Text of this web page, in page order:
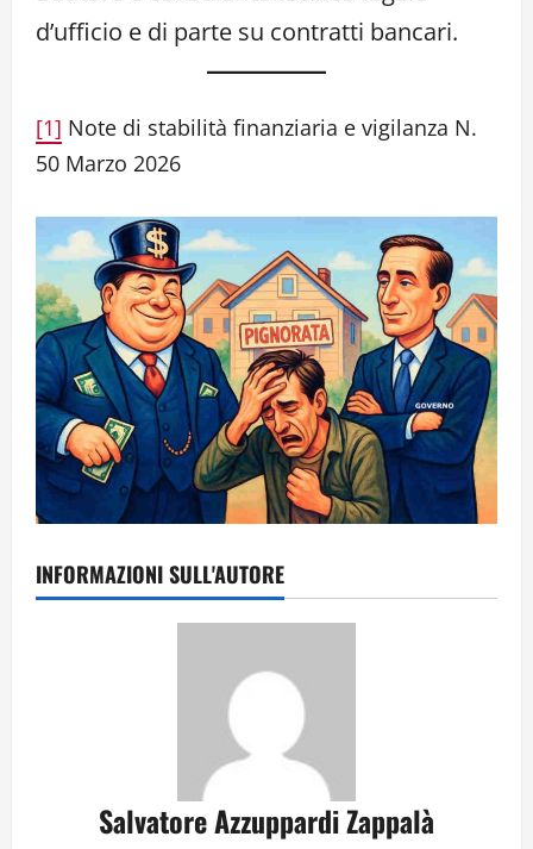
d’ufficio e di parte su contratti bancari.
[1] Note di stabilità finanziaria e vigilanza N.
50 Marzo 2026
INFORMAZIONI SULL'AUTORE
Salvatore Azzuppardi Zappalà